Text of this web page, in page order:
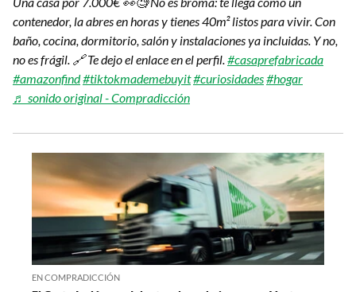
contenedor, la abres en horas y tienes 40m² listos para vivir. Con
baño, cocina, dormitorio, salón y instalaciones ya incluidas. Y no,
no es frágil. 🔗 Te dejo el enlace en el perfil.#casaprefabricada
#amazonfind#tiktokmademebuyit#curiosidades#hogar
♬ sonido original - Compradicción
EN COMPRADICCIÓN